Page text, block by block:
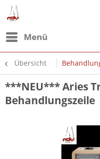
Menü
Übersicht
***NEU*** Aries
Behandlungszeile